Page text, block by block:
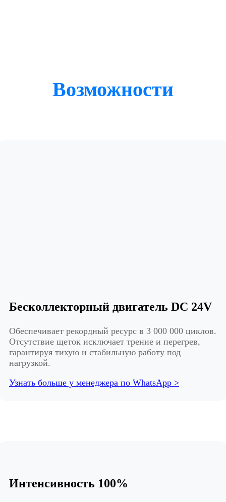
Возможности
Бесколлекторный двигатель DC 24V
Обеспечивает рекордный ресурс в 3 000 000 циклов.
Отсутствие щеток исключает трение и перегрев,
гарантируя тихую и стабильную работу под
нагрузкой.
Узнать больше у менеджера по WhatsApp >
Интенсивность 100%